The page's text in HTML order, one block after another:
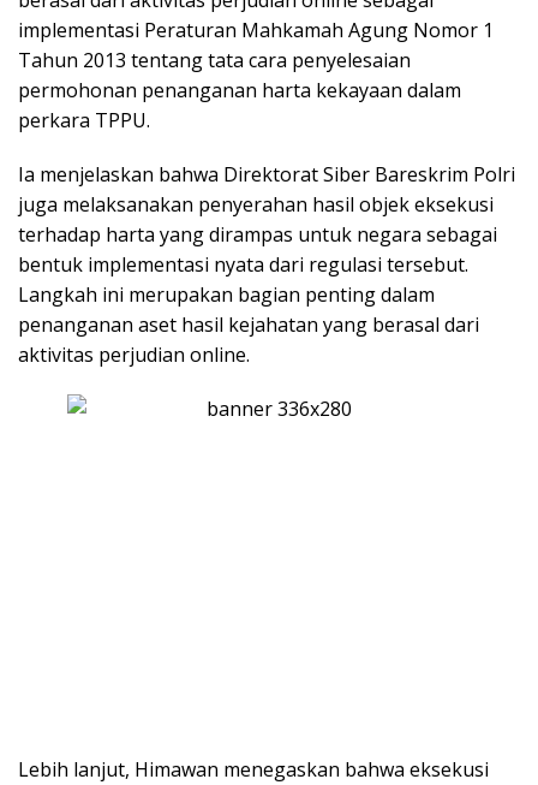
implementasi Peraturan Mahkamah Agung Nomor 1
Tahun 2013 tentang tata cara penyelesaian
permohonan penanganan harta kekayaan dalam
perkara TPPU.
Ia menjelaskan bahwa Direktorat Siber Bareskrim Polri
juga melaksanakan penyerahan hasil objek eksekusi
terhadap harta yang dirampas untuk negara sebagai
bentuk implementasi nyata dari regulasi tersebut.
Langkah ini merupakan bagian penting dalam
penanganan aset hasil kejahatan yang berasal dari
aktivitas perjudian online.
Lebih lanjut, Himawan menegaskan bahwa eksekusi